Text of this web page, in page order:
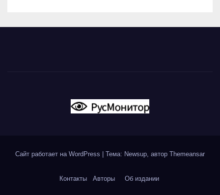
Сайт работает на WordPress Тема: Newsup, автор Themeansar
Контакты Авторы Об издании